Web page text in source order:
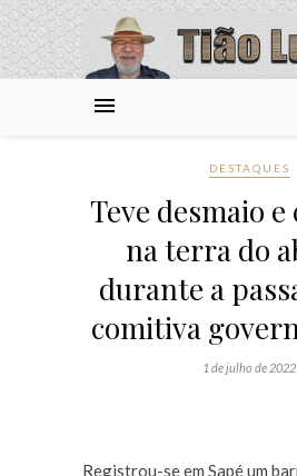
DESTAQUES
Teve desmaio
na terra do
durante a
comitiva
1 de julho de 2022
Registrou-se em Sapé um